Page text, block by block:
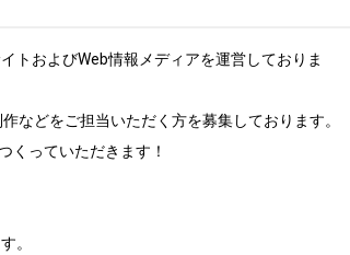
トおよびWeb情報メディアを運営しておりま
などをご担当いただく方を募集しております。
くっていただきます！
。